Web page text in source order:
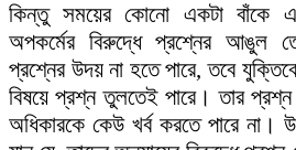
কিন্তু সময়ের কোনো একটা বাঁকে
অপকর্মের বিরুদ্ধে প্রশ্নের আঙুল
প্রশ্নের উদয় না হতে পারে, তবে
বিষয়ে প্রশ্ন তুলতেই পারে। তার
অধিকারকে কেউ খর্ব করতে পারে না।